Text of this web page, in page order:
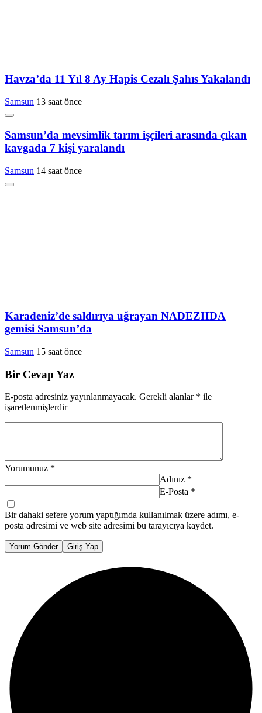
Havza’da 11 Yıl 8 Ay Hapis Cezalı Şahıs Yakalandı
Samsun 13 saat önce
Samsun’da mevsimlik tarım işçileri arasında çıkan
kavgada 7 kişi yaralandı
Samsun 14 saat önce
Karadeniz’de saldırıya uğrayan NADEZHDA
gemisi Samsun’da
Samsun 15 saat önce
Bir Cevap Yaz
E-posta adresiniz yayınlanmayacak. Gerekli alanlar * ile
işaretlenmişlerdir
Yorumunuz *
Adınız *
E-Posta *
Bir dahaki sefere yorum yaptığımda kullanılmak üzere adımı, e-
posta adresimi ve web site adresimi bu tarayıcıya kaydet.
Yorum Gönder Giriş Yap